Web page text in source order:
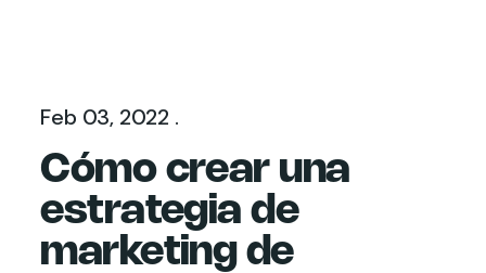
Feb 03, 2022 .
Cómo crear una
estrategia de
marketing de